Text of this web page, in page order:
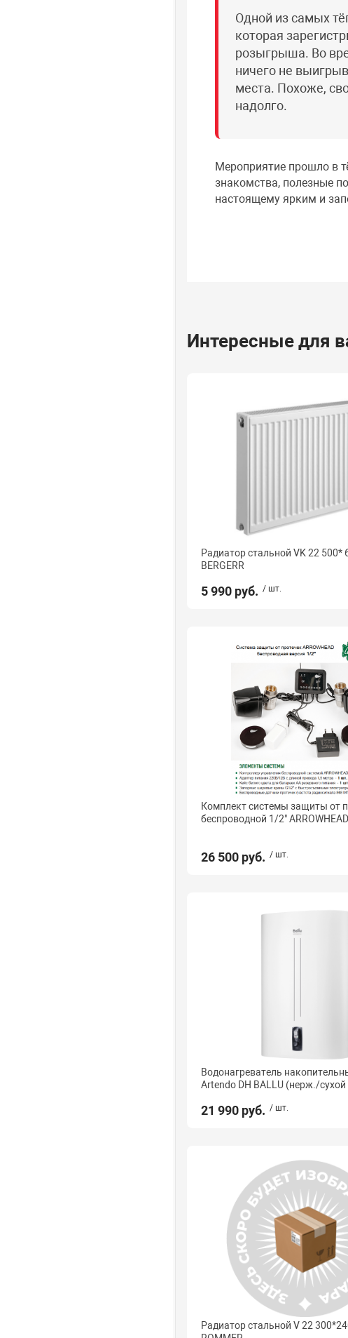
Одной из самых
которая
розыгрыша. Во
ничего не
места. Похоже,
надолго.
Мероприятие прошло в
знакомства, полезные
настоящему ярким и
Интересные для
Радиатор стальной VK 22 500*
BERGERR
5 990 руб. / шт.
Комплект системы защиты от
беcпроводной 1/2" ARROWHEAD
26 500 руб. / шт.
Водонагреватель
Artendo DH BALLU (нерж./
21 990 руб. / шт.
Радиатор стальной V 22